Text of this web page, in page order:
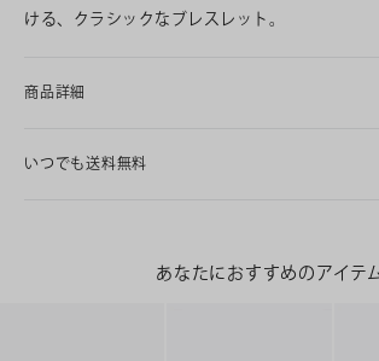
ける、クラシックなブレスレット。
商品詳細
いつでも送料無料
あなたにおすすめのアイテ